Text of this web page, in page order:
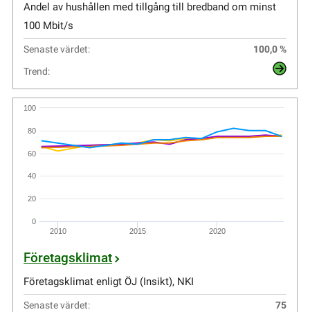
Andel av hushållen med tillgång till bredband om minst
100 Mbit/s
Senaste värdet:
100,0 %
Trend:
2010 2015 2020
0
20
40
60
80
100
Företagsklimat
Företagsklimat enligt ÖJ (Insikt), NKI
Senaste värdet:
75